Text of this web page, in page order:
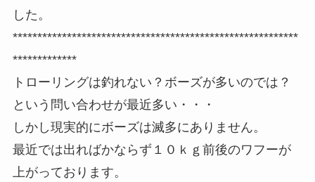
した。
**********************************************************
*************
トローリングは釣れない？ボーズが多いのでは？
という問い合わせが最近多い・・・
しかし現実的にボーズは滅多にありません。
最近では出ればかならず１０ｋｇ前後のワフーが
上がっております。